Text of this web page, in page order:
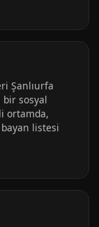
Şanlıurfa
bir sosyal
ortamda,
listesi